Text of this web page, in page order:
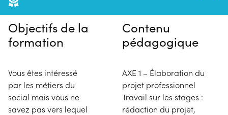
Objectifs de la
formation
Vous êtes intéressé
par les métiers du
social mais vous ne
savez pas vers lequel
Contenu
pédagogique
AXE 1 – Élaboration du
projet professionnel
Travail sur les stages :
rédaction du projet,